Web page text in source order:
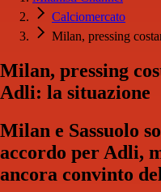
Calciomercato
Milan, pressing
Milan, pressing
Adli: la situazione
Milan e Sassuolo
accordo per Adli,
ancora convinto